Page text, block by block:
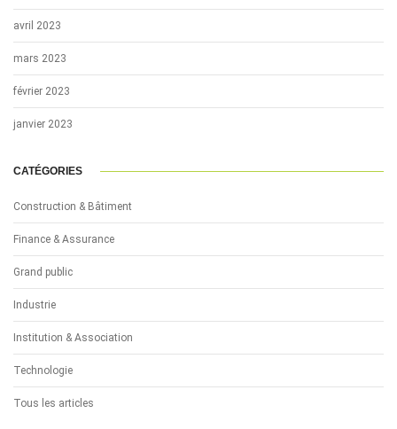
avril 2023
mars 2023
février 2023
janvier 2023
CATÉGORIES
Construction & Bâtiment
Finance & Assurance
Grand public
Industrie
Institution & Association
Technologie
Tous les articles